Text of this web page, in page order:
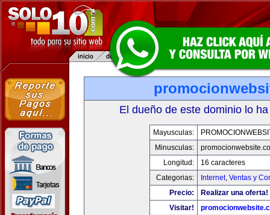
El dueño de este dominio lo
Mayusculas:
Minusculas:
Longitud:
16 caracteres
Categorias:
Internet, Ventas y
Precio:
Realizar una oferta!
Visitar!